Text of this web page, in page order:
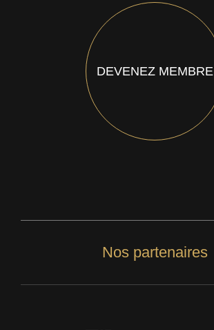
DEVENEZ MEMBRE
Nos partenaires